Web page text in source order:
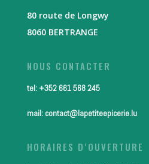
80 route de Longwy
8060 BERTRANGE
NOUS CONTACTER
tel: +352 661 568 245
mail: contact@lapetiteepicerie.lu
HORAIRES D’OUVERTURE